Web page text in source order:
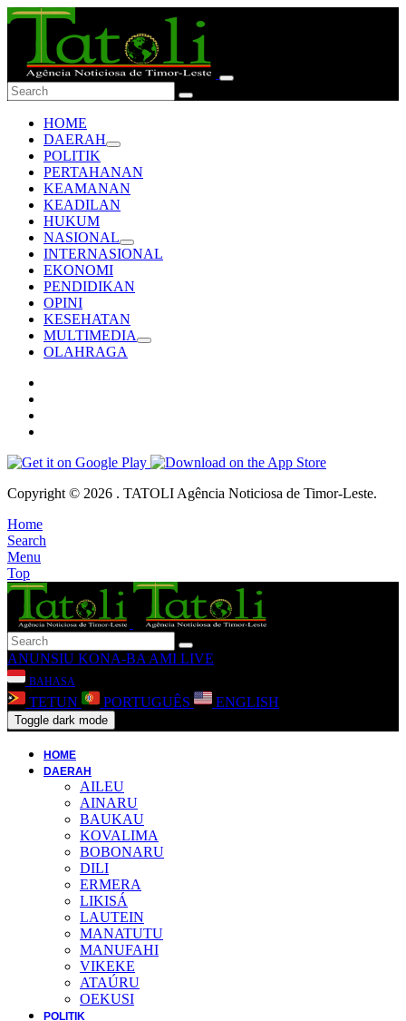
HOME
DAERAH
POLITIK
PERTAHANAN
KEAMANAN
KEADILAN
HUKUM
NASIONAL
INTERNASIONAL
EKONOMI
PENDIDIKAN
OPINI
KESEHATAN
MULTIMEDIA
OLAHRAGA
Copyright © 2026 . TATOLI Agência Noticiosa de Timor-Leste.
Home
Search
Menu
Top
ANUNSIU KONA-BA AMI LIVE
BAHASA
TETUN PORTUGUÊS ENGLISH
Toggle dark mode
HOME
DAERAH
AILEU
AINARU
BAUKAU
KOVALIMA
BOBONARU
DILI
ERMERA
LIKISÁ
LAUTEIN
MANATUTU
MANUFAHI
VIKEKE
ATAÚRU
OEKUSI
POLITIK